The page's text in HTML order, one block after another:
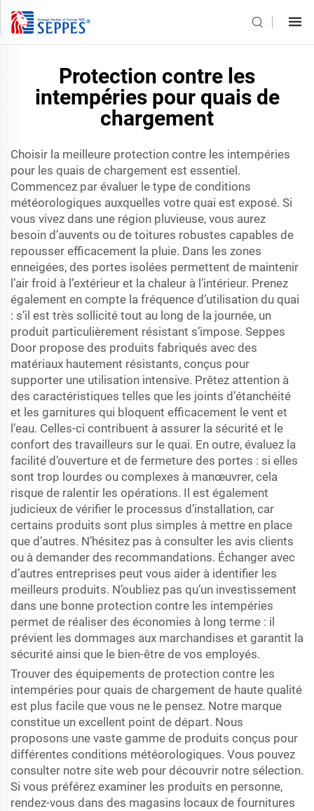
Protection contre les
intempéries pour quais de
chargement
Choisir la meilleure protection contre les intempéries
pour les quais de chargement est essentiel.
Commencez par évaluer le type de conditions
météorologiques auxquelles votre quai est exposé. Si
vous vivez dans une région pluvieuse, vous aurez
besoin d’auvents ou de toitures robustes capables de
repousser efficacement la pluie. Dans les zones
enneigées, des portes isolées permettent de maintenir
l’air froid à l’extérieur et la chaleur à l’intérieur. Prenez
également en compte la fréquence d’utilisation du quai
: s’il est très sollicité tout au long de la journée, un
produit particulièrement résistant s’impose. Seppes
Door propose des produits fabriqués avec des
matériaux hautement résistants, conçus pour
supporter une utilisation intensive. Prêtez attention à
des caractéristiques telles que les joints d’étanchéité
et les garnitures qui bloquent efficacement le vent et
l’eau. Celles-ci contribuent à assurer la sécurité et le
confort des travailleurs sur le quai. En outre, évaluez la
facilité d’ouverture et de fermeture des portes : si elles
sont trop lourdes ou complexes à manœuvrer, cela
risque de ralentir les opérations. Il est également
judicieux de vérifier le processus d’installation, car
certains produits sont plus simples à mettre en place
que d’autres. N’hésitez pas à consulter les avis clients
ou à demander des recommandations. Échanger avec
d’autres entreprises peut vous aider à identifier les
meilleurs produits. N’oubliez pas qu’un investissement
dans une bonne protection contre les intempéries
permet de réaliser des économies à long terme : il
prévient les dommages aux marchandises et garantit la
sécurité ainsi que le bien-être de vos employés.
Trouver des équipements de protection contre les
intempéries pour quais de chargement de haute qualité
est plus facile que vous ne le pensez. Notre marque
constitue un excellent point de départ. Nous
proposons une vaste gamme de produits conçus pour
différentes conditions météorologiques. Vous pouvez
consulter notre site web pour découvrir notre sélection.
Si vous préférez examiner les produits en personne,
rendez-vous dans des magasins locaux de fournitures